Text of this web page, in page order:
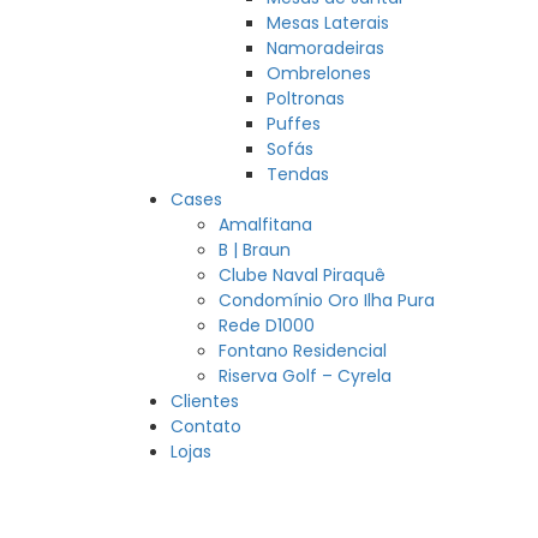
Mesas Laterais
Namoradeiras
Ombrelones
Poltronas
Puffes
Sofás
Tendas
Cases
Amalfitana
B | Braun
Clube Naval Piraquê
Condomínio Oro Ilha Pura
Rede D1000
Fontano Residencial
Riserva Golf – Cyrela
Clientes
Contato
Lojas